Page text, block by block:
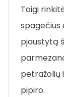
Taigi
spagečius
pjaustytą
petražolių
pipiro.